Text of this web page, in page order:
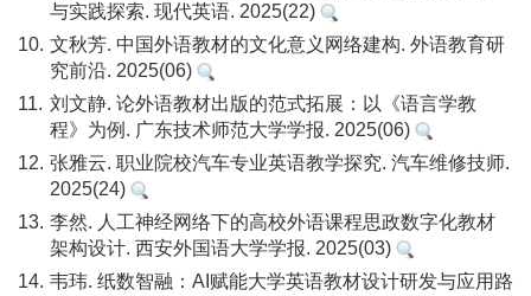
与实践探索. 现代英语. 2025(22)
10. 文秋芳. 中国外语教材的文化意义网络建构. 外语教育研
究前沿. 2025(06)
11. 刘文静. 论外语教材出版的范式拓展：以《语言学教
程》为例. 广东技术师范大学学报. 2025(06)
12. 张雅云. 职业院校汽车专业英语教学探究. 汽车维修技师.
2025(24)
13. 李然. 人工神经网络下的高校外语课程思政数字化教材
架构设计. 西安外国语大学学报. 2025(03)
14. 韦玮. 纸数智融：AI赋能大学英语教材设计研发与应用路